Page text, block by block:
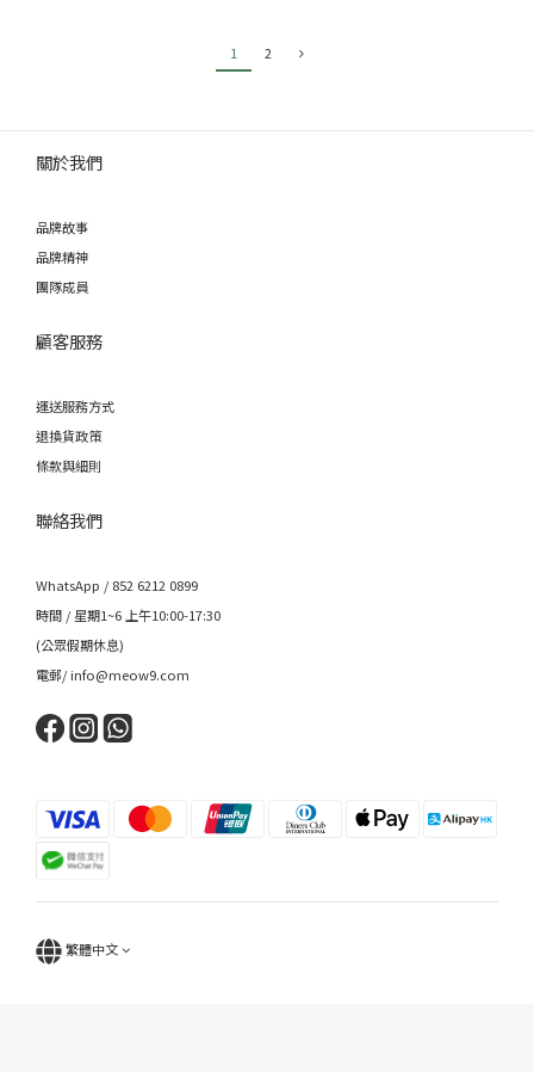
1 2
關於我們
品牌故事
品牌精神
團隊成員
顧客服務
運送服務方式
退換貨政策
條款與細則
聯絡我們
WhatsApp / 852 6212 0899
時間 / 星期1~6 上午10:00-17:30
(公眾假期休息)
電郵/ info@meow9.com
繁體中文